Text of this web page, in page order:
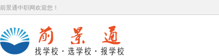
前景通中职网欢迎您！